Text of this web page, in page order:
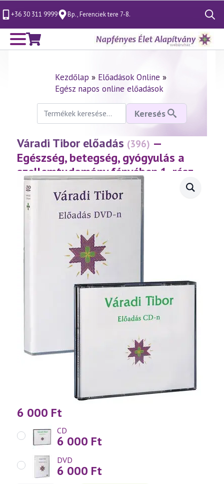
+36 30 311 9999 Bp., Ferenciek tere 7-8.
Search
for:
Kezdőlap » Előadások Online »
Egész napos online előadások
Keresés
következőre:
Keresés
Váradi Tibor előadás (396) —
Egészség, betegség, gyógyulás a
szellemtudomány fényében 1. rész
(2005.11.13.)
6 000 Ft
CD
6 000 Ft
DVD
6 000 Ft